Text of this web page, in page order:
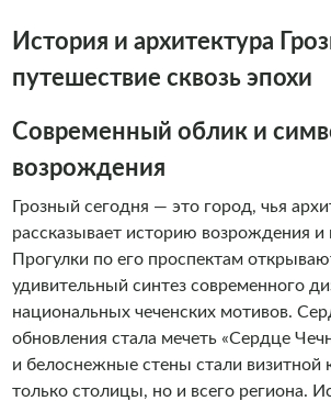
направление!
История и архитектура
путешествие сквозь эпохи
Современный облик и
возрождения
Грозный сегодня — это город, чья
рассказывает историю возрождения
Прогулки по его проспектам
удивительный синтез современного
национальных чеченских мотивов.
обновления стала мечеть «Сердце
и белоснежные стены стали визитной
только столицы, но и всего региона.